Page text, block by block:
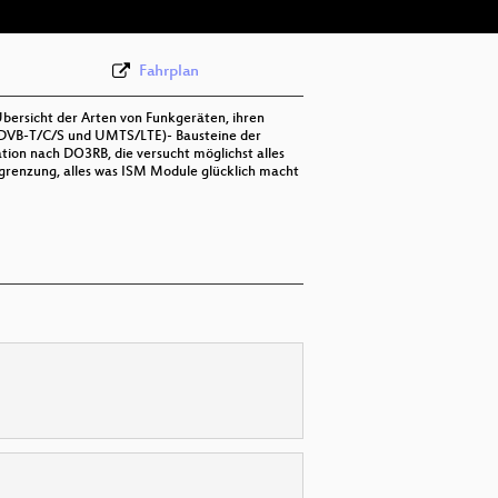
Fahrplan
der Arten von Funkgeräten, ihren
T/C/S und UMTS/LTE)- Bausteine der
nach DO3RB, die versucht möglichst alles
alles was ISM Module glücklich macht